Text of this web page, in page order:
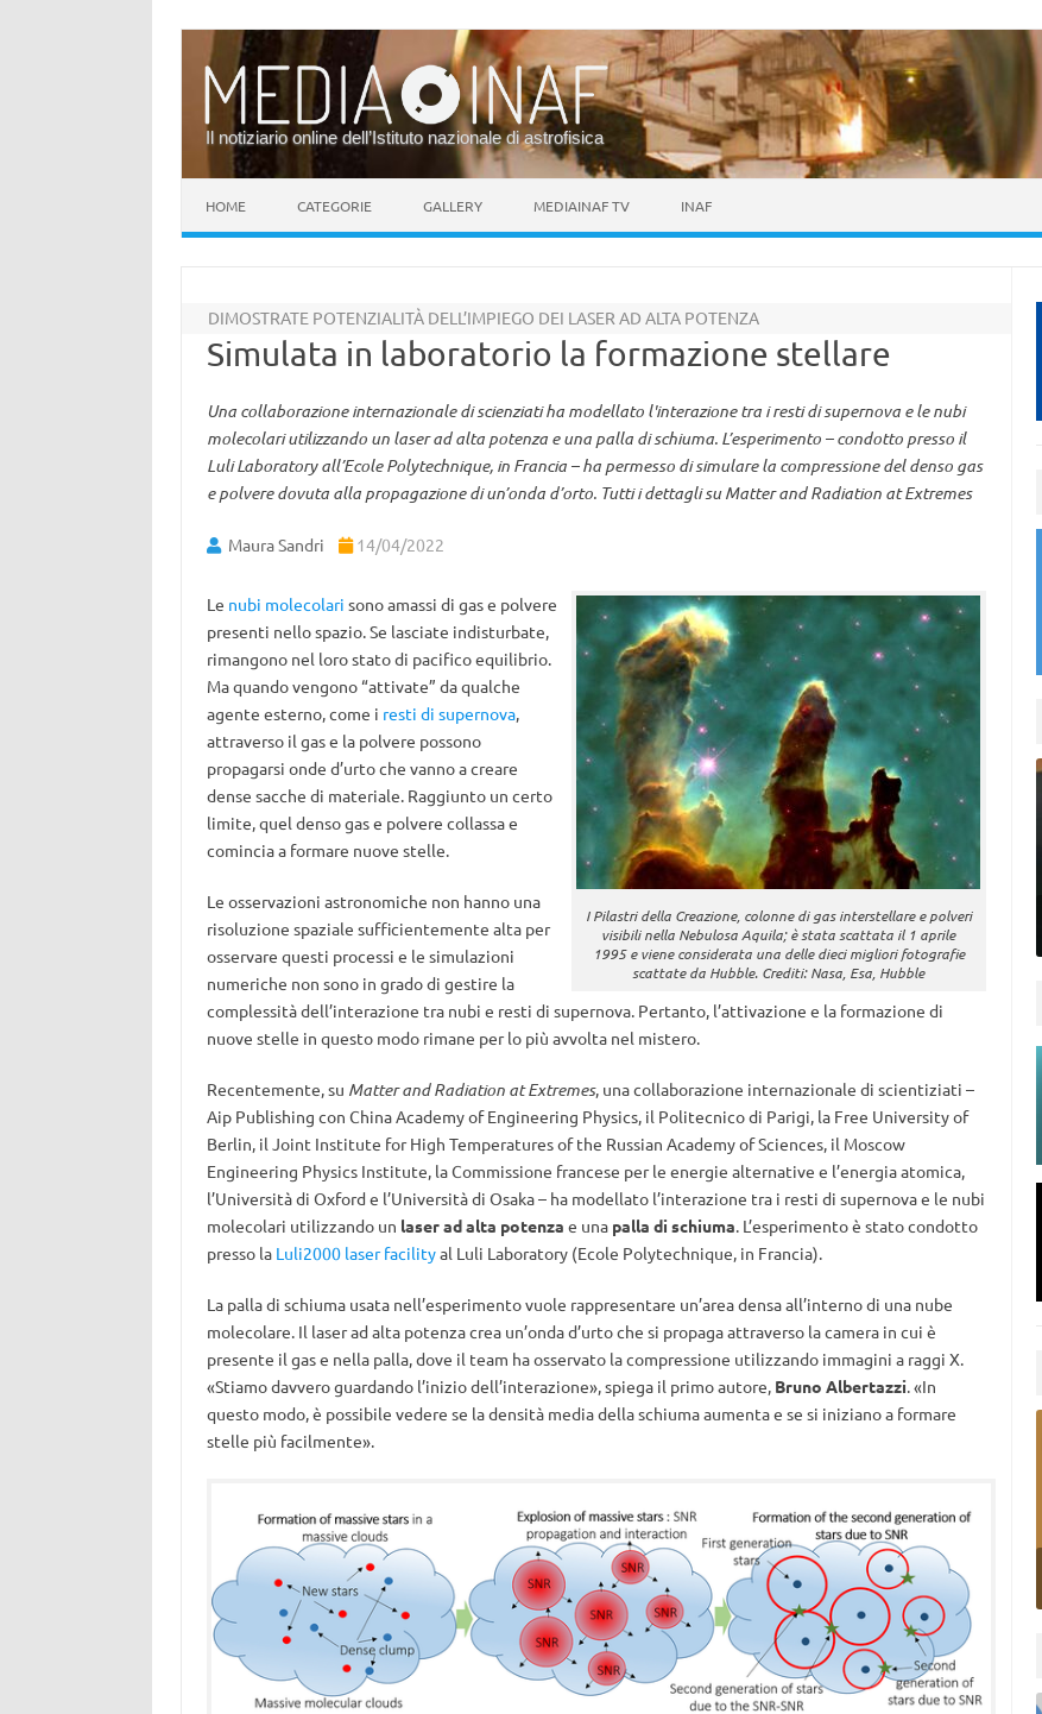
Il notiziario online dell’Istituto nazionale di astrofisica
HOME CATEGORIE GALLERY MEDIAINAF TV INAF
DIMOSTRATE POTENZIALITÀ DELL’IMPIEGO DEI LASER AD ALTA POTENZA
Simulata in laboratorio la formazione stellare
Una collaborazione internazionale di scienziati ha modellato l'interazione tra i resti di supernova e le nubi
molecolari utilizzando un laser ad alta potenza e una palla di schiuma. L’esperimento – condotto presso il
Luli Laboratory all’Ecole Polytechnique, in Francia – ha permesso di simulare la compressione del denso gas
e polvere dovuta alla propagazione di un’onda d’orto. Tutti i dettagli su Matter and Radiation at Extremes
Maura Sandri 14/04/2022
I Pilastri della Creazione, colonne di gas interstellare e polveri
visibili nella Nebulosa Aquila; è stata scattata il 1 aprile
1995 e viene considerata una delle dieci migliori fotografie
scattate da Hubble. Crediti: Nasa, Esa, Hubble
Le nubi molecolari sono amassi di gas e polvere
presenti nello spazio. Se lasciate indisturbate,
rimangono nel loro stato di pacifico equilibrio.
Ma quando vengono “attivate” da qualche
agente esterno, come i resti di supernova,
attraverso il gas e la polvere possono
propagarsi onde d’urto che vanno a creare
dense sacche di materiale. Raggiunto un certo
limite, quel denso gas e polvere collassa e
comincia a formare nuove stelle.
Le osservazioni astronomiche non hanno una
risoluzione spaziale sufficientemente alta per
osservare questi processi e le simulazioni
numeriche non sono in grado di gestire la
complessità dell’interazione tra nubi e resti di supernova. Pertanto, l’attivazione e la formazione di
nuove stelle in questo modo rimane per lo più avvolta nel mistero.
Recentemente, su Matter and Radiation at Extremes, una collaborazione internazionale di scientiziati –
Aip Publishing con China Academy of Engineering Physics, il Politecnico di Parigi, la Free University of
Berlin, il Joint Institute for High Temperatures of the Russian Academy of Sciences, il Moscow
Engineering Physics Institute, la Commissione francese per le energie alternative e l’energia atomica,
l’Università di Oxford e l’Università di Osaka – ha modellato l’interazione tra i resti di supernova e le nubi
molecolari utilizzando un laser ad alta potenza e una palla di schiuma. L’esperimento è stato condotto
presso la Luli2000 laser facilityal Luli Laboratory (Ecole Polytechnique, in Francia).
La palla di schiuma usata nell’esperimento vuole rappresentare un’area densa all’interno di una nube
molecolare. Il laser ad alta potenza crea un’onda d’urto che si propaga attraverso la camera in cui è
presente il gas e nella palla, dove il team ha osservato la compressione utilizzando immagini a raggi X.
«Stiamo davvero guardando l’inizio dell’interazione», spiega il primo autore, Bruno Albertazzi. «In
questo modo, è possibile vedere se la densità media della schiuma aumenta e se si iniziano a formare
stelle più facilmente».